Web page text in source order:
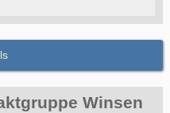
Winsen